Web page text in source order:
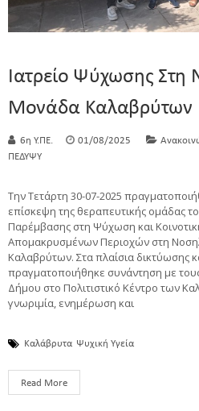
Ιατρείο Ψύχωσης Στη
Μονάδα Καλαβρύτων
6η Υ.ΠΕ. 01/08/2025
ΠΕΔΥΨΥ
Την Τετάρτη 30-07-2025
επίσκεψη της θεραπευτικής ομάδας
Παρέμβασης στη Ψύχωση και
Απομακρυσμένων Περιοχών στη
Καλαβρύτων. Στα πλαίσια δικτύωσης
πραγματοποιήθηκε συνάντηση με
Δήμου στο Πολιτιστικό Κέντρο των
γνωριμία, ενημέρωση και
Καλάβρυτα Ψυχική Υγεία
Read More